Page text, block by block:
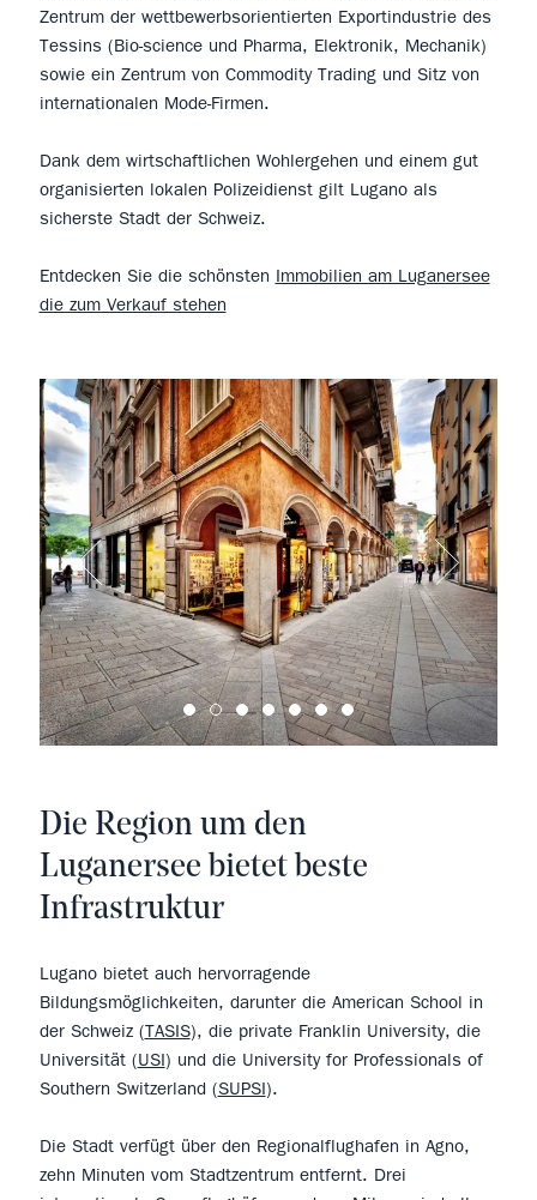
Die Region um den
Luganersee bietet beste
Infrastruktur
Lugano bietet auch hervorragende
Bildungsmöglichkeiten, darunter die American School in
der Schweiz (TASIS), die private Franklin University, die
Universität (USI) und die University for Professionals of
Southern Switzerland (SUPSI).
Die Stadt verfügt über den Regionalflughafen in Agno,
zehn Minuten vom Stadtzentrum entfernt. Drei
Zentrum der wettbewerbsorientierten Exportindustrie des
Tessins (Bio-science und Pharma, Elektronik, Mechanik)
sowie ein Zentrum von Commodity Trading und Sitz von
internationalen Mode-Firmen.
Dank dem wirtschaftlichen Wohlergehen und einem gut
organisierten lokalen Polizeidienst gilt Lugano als
sicherste Stadt der Schweiz.
Entdecken Sie die schönsten Immobilien am Luganersee
die zum Verkauf stehen